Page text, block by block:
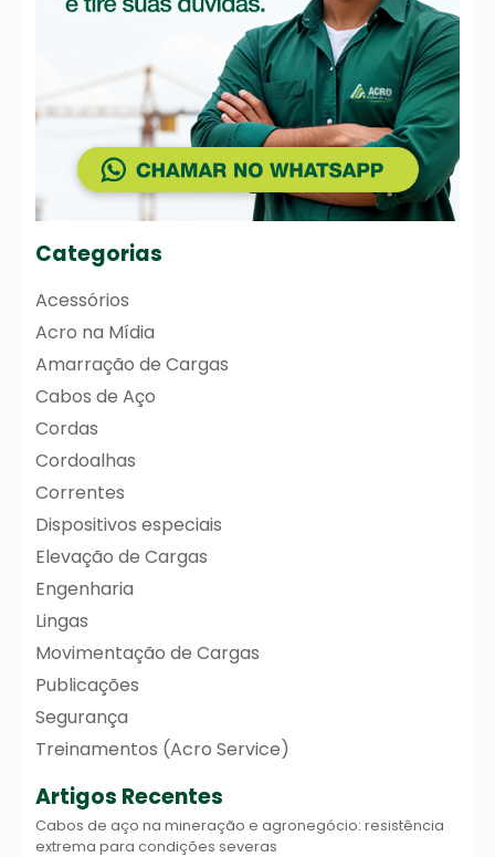
Categorias
Acessórios
Acro na Mídia
Amarração de Cargas
Cabos de Aço
Cordas
Cordoalhas
Correntes
Dispositivos especiais
Elevação de Cargas
Engenharia
Lingas
Movimentação de Cargas
Publicações
Segurança
Treinamentos (Acro Service)
Artigos Recentes
Cabos de aço na mineração e agronegócio: resistência
extrema para condições severas